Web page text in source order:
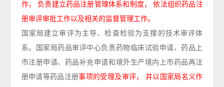
作，
负责建立药品注册管理体系和制 度，
依法组织药品注
册审评审批工作以及相关的监督管理工作。
国家局建立审评为主导、检查检验为支撑的技术审评体
系。国家局药品审评中心负责药物临床试验申请、药品上
市注册申请、药品补充申请和境外生产境内上市药品再注
册申请等药品注册事项的受理及审评，
并以国家局名义作